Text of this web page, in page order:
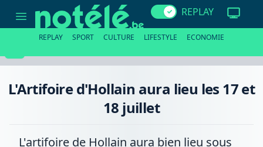
d'Hollain
et
REPLAY
REPLAY SPORT CULTURE LIFESTYLE ECONOMIE
L'Artifoire d'Hollain aura lieu les 17 et
18 juillet
L'artifoire de Hollain aura bien lieu sous